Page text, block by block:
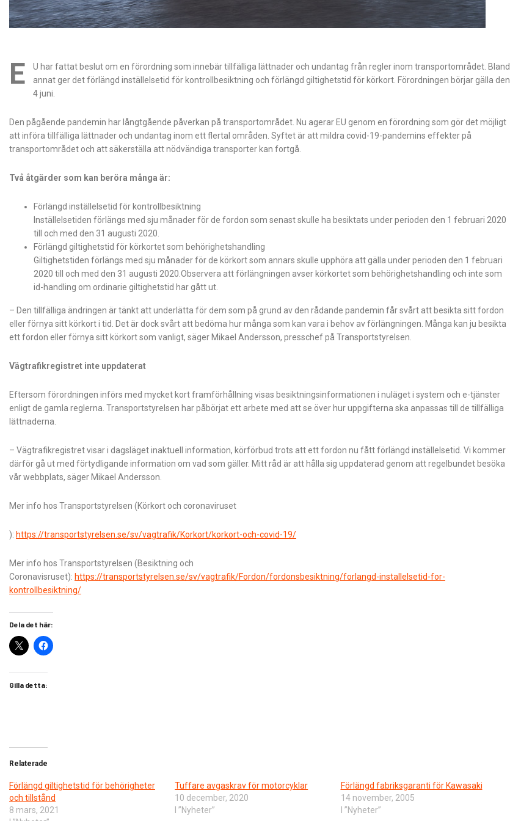
E
U har fattat beslut om en förordning som innebär tillfälliga lättnader och undantag från regler inom transportområdet. Bland
annat ger det förlängd inställelsetid för kontrollbesiktning och förlängd giltighetstid för körkort. Förordningen börjar gälla den
4 juni.
Den pågående pandemin har långtgående påverkan på transportområdet. Nu agerar EU genom en förordning som gör det möjligt
att införa tillfälliga lättnader och undantag inom ett flertal områden. Syftet är att mildra covid-19-pandemins effekter på
transportområdet och att säkerställa att nödvändiga transporter kan fortgå.
Två åtgärder som kan beröra många är:
Förlängd inställelsetid för kontrollbesiktning
Inställelsetiden förlängs med sju månader för de fordon som senast skulle ha besiktats under perioden den 1 februari 2020
till och med den 31 augusti 2020.
Förlängd giltighetstid för körkortet som behörighetshandling
Giltighetstiden förlängs med sju månader för de körkort som annars skulle upphöra att gälla under perioden den 1 februari
2020 till och med den 31 augusti 2020.Observera att förlängningen avser körkortet som behörighetshandling och inte som
id-handling om ordinarie giltighetstid har gått ut.
– Den tillfälliga ändringen är tänkt att underlätta för dem som på grund av den rådande pandemin får svårt att besikta sitt fordon
eller förnya sitt körkort i tid. Det är dock svårt att bedöma hur många som kan vara i behov av förlängningen. Många kan ju besikta
ett fordon eller förnya sitt körkort som vanligt, säger Mikael Andersson, presschef på Transportstyrelsen.
Vägtrafikregistret inte uppdaterat
Eftersom förordningen införs med mycket kort framförhållning visas besiktningsinformationen i nuläget i system och e-tjänster
enligt de gamla reglerna. Transportstyrelsen har påbörjat ett arbete med att se över hur uppgifterna ska anpassas till de tillfälliga
lättnaderna.
– Vägtrafikregistret visar i dagsläget inaktuell information, körförbud trots att ett fordon nu fått förlängd inställelsetid. Vi kommer
därför gå ut med förtydligande information om vad som gäller. Mitt råd är att hålla sig uppdaterad genom att regelbundet besöka
vår webbplats, säger Mikael Andersson.
Mer info hos Transportstyrelsen (Körkort och coronaviruset
): https://transportstyrelsen.se/sv/vagtrafik/Korkort/korkort-och-covid-19/
Mer info hos Transportstyrelsen (Besiktning och
Coronavisruset): https://transportstyrelsen.se/sv/vagtrafik/Fordon/fordonsbesiktning/forlangd-installelsetid-for-
kontrollbesiktning/
Dela det här:
Gilla detta:
Relaterade
Förlängd giltighetstid för behörigheter
och tillstånd
8 mars, 2021
Tuffare avgaskrav för motorcyklar
10 december, 2020
I ”Nyheter”
Förlängd fabriksgaranti för Kawasaki
14 november, 2005
I ”Nyheter”